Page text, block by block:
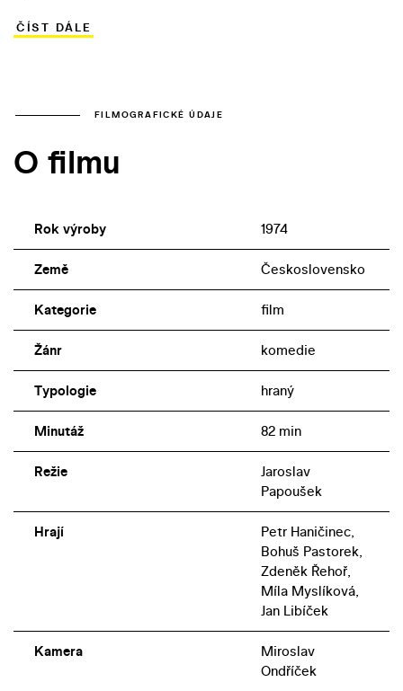
nabídnout. Obyvatelé Bublic mají jen týden na to, aby
coby filmového režiséra Jaroslava Papouška, který do
vesničanů se ve filmu objevili i Petr Haničinec, Zdeněk
ČÍST DÁLE
FILMOGRAFICKÉ ÚDAJE
O filmu
Rok výroby 1974
Země Československo
Kategorie film
Žánr komedie
Typologie hraný
Minutáž 82 min
Režie
Jaroslav
Papoušek
Hrají
Petr Haničinec,
Bohuš Pastorek,
Zdeněk Řehoř,
Míla Myslíková,
Jan Libíček
Kamera
Miroslav
Ondříček